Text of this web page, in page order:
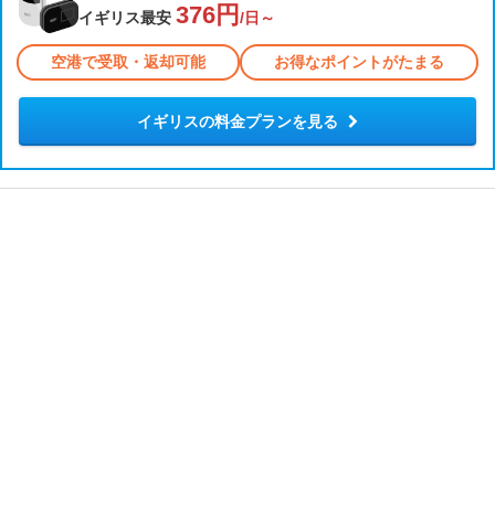
イギリス最安 376円 /日～
空港で受取・返却可能 お得なポイントがたまる
イギリスの料金プランを見る